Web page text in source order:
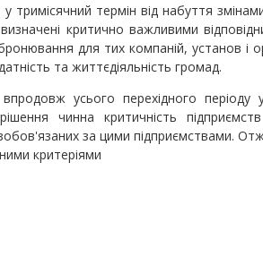
тримісячний термін від набуття
критично важливими
для тих компаній, установ і
та життєдіяльність громад.
усього перехідного
чинна критичність
за цими підприємствами.
критеріями